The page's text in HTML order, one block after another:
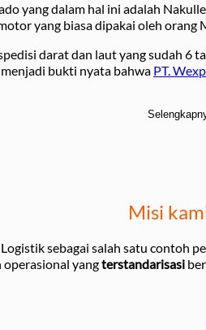
yang dalam hal ini adalah
yang biasa dipakai oleh orang
darat dan laut yang sudah
bukti nyata bahwa PT.
Misi
sebagai salah satu contoh
operasional yangterstandarisasi